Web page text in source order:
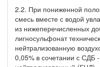
2.2. При пониженной
смесь вместе с водой
из нижеперечисленных
лигносульфонат
нейтрализованную
0,05% в сочетании с СДБ